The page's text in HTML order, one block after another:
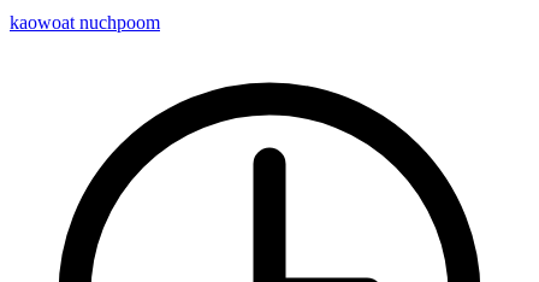
kaowoat nuchpoom